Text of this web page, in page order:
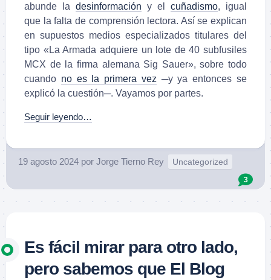
abunde la desinformación y el cuñadismo, igual
que la falta de comprensión lectora. Así se explican
en supuestos medios especializados titulares del
tipo «La Armada adquiere un lote de 40 subfusiles
MCX de la firma alemana Sig Sauer», sobre todo
cuando no es la primera vez ─y ya entonces se
explicó la cuestión─. Vayamos por partes.
Seguir leyendo…
19 agosto 2024 por Jorge Tierno Rey Uncategorized
3
Es fácil mirar para otro lado,
pero sabemos que El Blog